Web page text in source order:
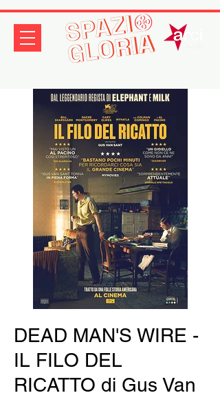
DEAD MAN'S WIRE -
IL FILO DEL
RICATTO di Gus Van